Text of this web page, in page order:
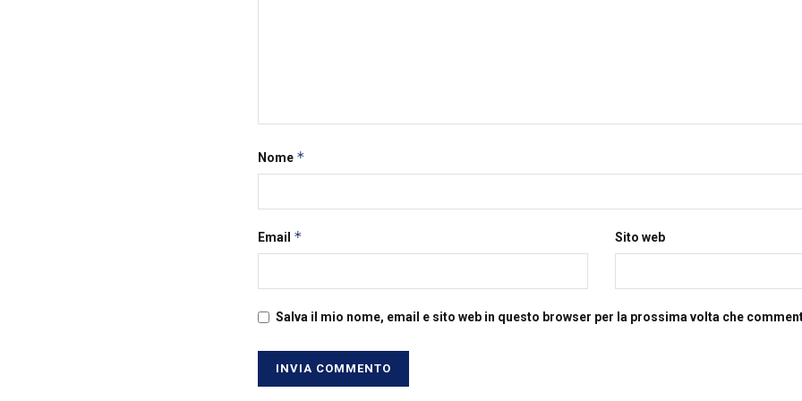
Nome *
Email * Sito web
Salva il mio nome, email e sito web in questo browser per la prossima volta che